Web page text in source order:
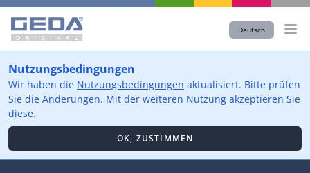
Deutsch
Nutzungsbedingungen
Wir haben die Nutzungsbedingungen aktualisiert. Bitte prüfen
Sie die Änderungen. Mit der weiteren Nutzung akzeptieren Sie
diese.
OK, ZUSTIMMEN